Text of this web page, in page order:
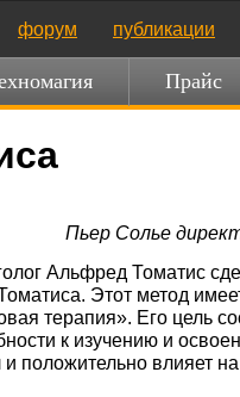
форум публикации
Прайс
Пьер Солье
Альфред Томатис
Этот метод
терапия». Его цель
к изучению и
положительно влияет